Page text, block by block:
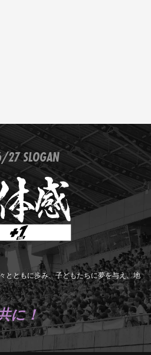
SLOGAN
とともに歩み、子どもたちに夢を与え、地
に！